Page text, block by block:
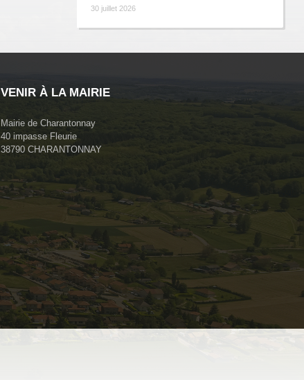
30 juillet 2026
VENIR À LA MAIRIE
Mairie de Charantonnay
40 impasse Fleurie
38790 CHARANTONNAY